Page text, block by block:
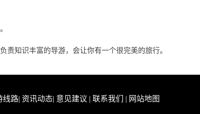
责知识丰富的导游，会让你有一个很完美的旅行。
线路| 资讯动态| 意见建议 | 联系我们 | 网站地图